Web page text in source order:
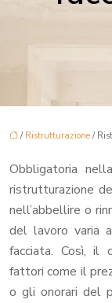
/ Ristrutturazione /
Obbligatoria
ristrutturazione
nell’abbellire o
del lavoro varia
facciata. Così, il
fattori come il
o gli onorari del